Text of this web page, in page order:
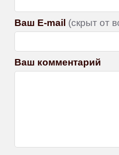
Ваш E-mail (скрыт от
Ваш комментарий